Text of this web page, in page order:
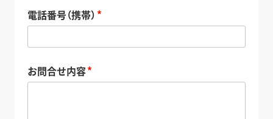
電話番号（携帯）
お問合せ内容